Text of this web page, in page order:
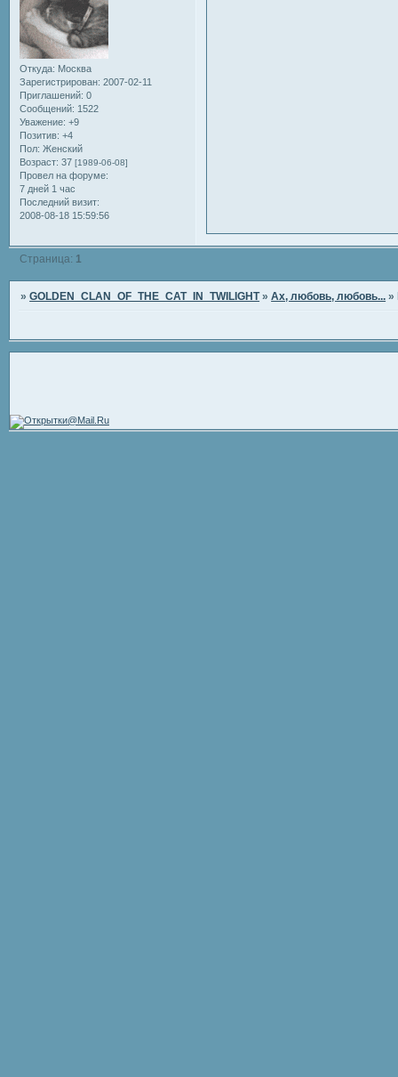
Откуда: Москва
Зарегистрирован: 2007-02-11
Приглашений: 0
Сообщений: 1522
Уважение: +9
Позитив: +4
Пол: Женский
Возраст: 37 [1989-06-08]
Провел на форуме:
7 дней 1 час
Последний визит:
2008-08-18 15:59:56
Страница: 1
»GOLDEN_CLAN_OF_THE_CAT_IN_TWILIGHT »Ах, любовь, любовь... »